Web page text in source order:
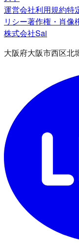
運営会社利用規約特
リシー著作権・肖像
株式会社Sai
大阪府大阪市西区北